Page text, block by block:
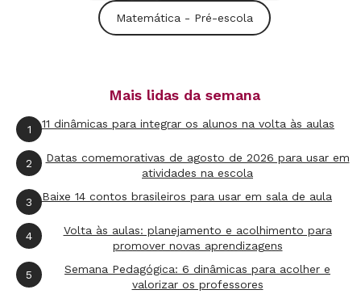
Matemática - Pré-escola
Mais lidas da semana
1 11 dinâmicas para integrar os alunos na volta às aulas
2
Datas comemorativas de agosto de 2026 para usar em
atividades na escola
3 Baixe 14 contos brasileiros para usar em sala de aula
4
Volta às aulas: planejamento e acolhimento para
promover novas aprendizagens
5
Semana Pedagógica: 6 dinâmicas para acolher e
valorizar os professores